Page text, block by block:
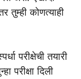
तुम्ही कोणत्याही
परीक्षेची तयारी
परीक्षा दिली